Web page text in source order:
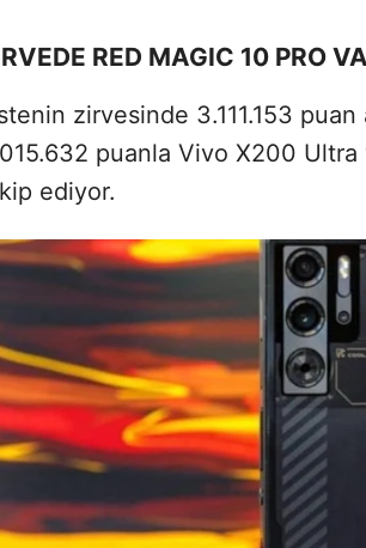
RED MAGIC 10 PRO
zirvesinde 3.111.153
puanla Vivo X200
ediyor.